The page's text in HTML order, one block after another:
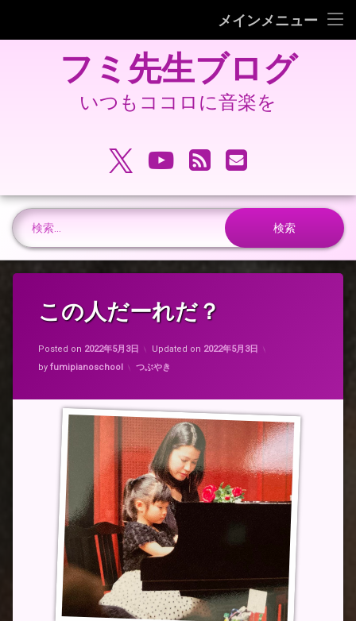
メインメニュー
旧 フミ先生ブログ
旧 フミピアノ教室ホームページ
プ
フミ先生ブログ
いつもココロに音楽を
X.comYouTube
RSS メールアドレ
検索:
この人だーれだ？
Posted on 2022年5月3日 Updated on 2022年5月3日
by fumipianoschool カテゴリー:
つぶやき